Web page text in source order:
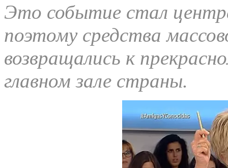
Это событие стал
поэтому средства
возвращались к
главном зале страны.